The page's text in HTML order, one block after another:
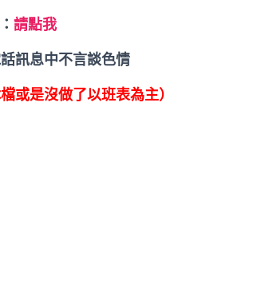
請點我
訊息中不言談色情
或是沒做了以班表為主）